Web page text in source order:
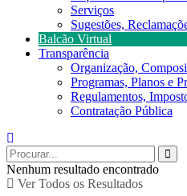
Serviços
Sugestões,
Balcão Virtual
Transparência
Organização,
Programas, Planos e
Regulamentos,
Contratação Pública
Nenhum resultado encontrado
Ver Todos os Resultados